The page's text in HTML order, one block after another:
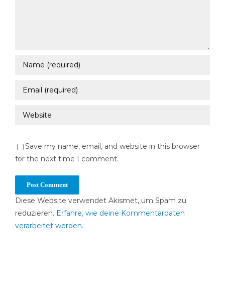
Save my name, email, and website in this browser
for the next time I comment.
Diese Website verwendet Akismet, um Spam zu
reduzieren. Erfahre, wie deine Kommentardaten
verarbeitet werden.